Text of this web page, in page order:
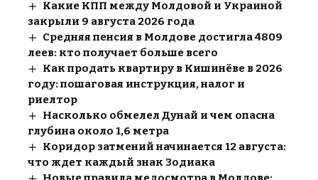
Какие КПП между Молдовой и Украиной
закрыли 9 августа 2026 года
Средняя пенсия в Молдове достигла 4809
леев: кто получает больше всего
Как продать квартиру в Кишинёве в 2026
году: пошаговая инструкция, налог и
риелтор
Насколько обмелел Дунай и чем опасна
глубина около 1,6 метра
Коридор затмений начинается 12 августа:
что ждет каждый знак Зодиака